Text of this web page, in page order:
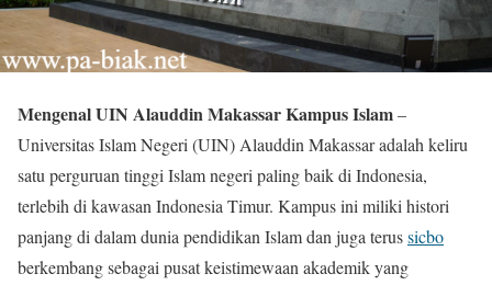
Mengenal UIN Alauddin Makassar Kampus Islam–
Universitas Islam Negeri (UIN) Alauddin Makassar adalah keliru
satu perguruan tinggi Islam negeri paling baik di Indonesia,
terlebih di kawasan Indonesia Timur. Kampus ini miliki histori
panjang di dalam dunia pendidikan Islam dan juga terussicbo
berkembang sebagai pusat keistimewaan akademik yang